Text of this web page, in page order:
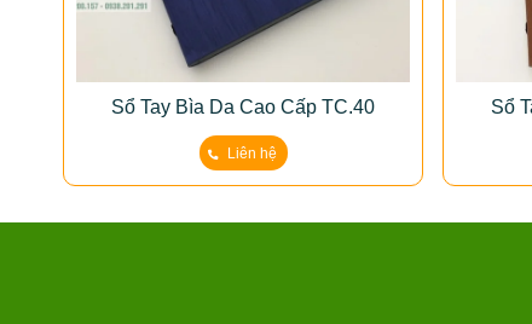
Sổ Tay Bìa Da Cao Cấp TC.40
Liên hệ
Sổ